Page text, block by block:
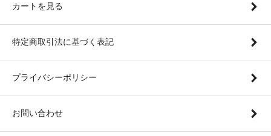
カートを見る
特定商取引法に基づく表記
プライバシーポリシー
お問い合わせ